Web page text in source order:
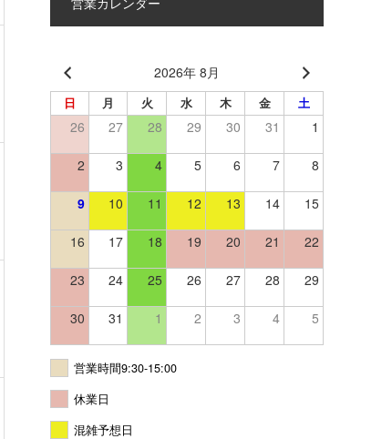
営業カレンダー
2026年 8月
日 月 火 水 木 金 土
26 27 28 29 30 31 1
2 3 4 5 6 7 8
9 10 11 12 13 14 15
16 17 18 19 20 21 22
23 24 25 26 27 28 29
30 31 1 2 3 4 5
営業時間9:30-15:00
休業日
混雑予想日